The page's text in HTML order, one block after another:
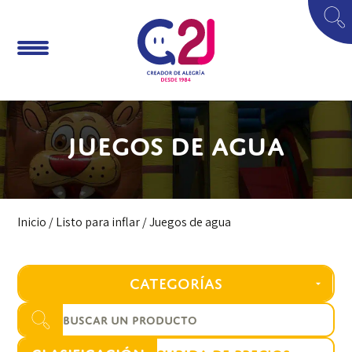
Juegos de agua
Inicio /Listo para inflar/ Juegos de agua
CATEGORÍAS